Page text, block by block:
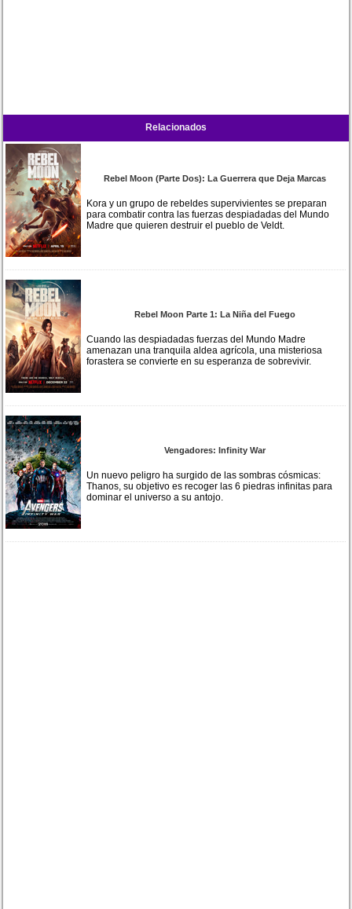
Relacionados
Rebel Moon (Parte Dos): La Guerrera que Deja Marcas
Kora y un grupo de rebeldes supervivientes se preparan
para combatir contra las fuerzas despiadadas del Mundo
Madre que quieren destruir el pueblo de Veldt.
Rebel Moon Parte 1: La Niña del Fuego
Cuando las despiadadas fuerzas del Mundo Madre
amenazan una tranquila aldea agrícola, una misteriosa
forastera se convierte en su esperanza de sobrevivir.
Vengadores: Infinity War
Un nuevo peligro ha surgido de las sombras cósmicas:
Thanos, su objetivo es recoger las 6 piedras infinitas para
dominar el universo a su antojo.